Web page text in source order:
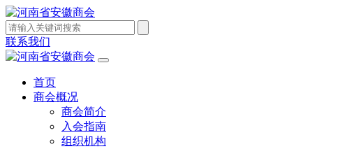
联系我们
首页
商会概况
商会简介
入会指南
组织机构